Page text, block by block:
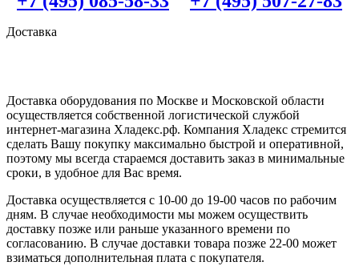
Доставка
Доставка оборудования по Москве и Московской области
осуществляется собственной логистической службой
интернет-магазина Хладекс.рф. Компания Хладекс стремится
сделать Вашу покупку максимально быстрой и оперативной,
поэтому мы всегда стараемся доставить заказ в минимальные
сроки, в удобное для Вас время.
Доставка осуществляется с 10-00 до 19-00 часов по рабочим
дням. В случае необходимости мы можем осуществить
доставку позже или раньше указанного времени по
согласованию. В случае доставки товара позже 22-00 может
взиматься дополнительная плата с покупателя.